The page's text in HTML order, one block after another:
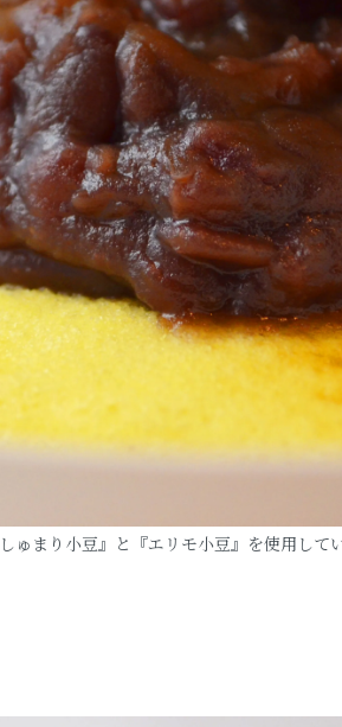
まり小豆』と『エリモ小豆』を使用して